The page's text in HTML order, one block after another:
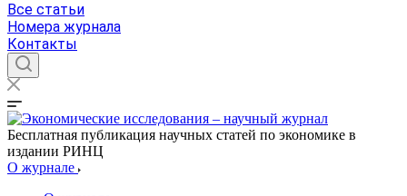
Все статьи
Номера журнала
Контакты
Бесплатная публикация научных статей по экономике в
издании РИНЦ
О журнале